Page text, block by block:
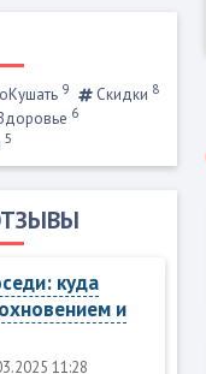
9 Скидки 8
6
5
куда
и
11:28